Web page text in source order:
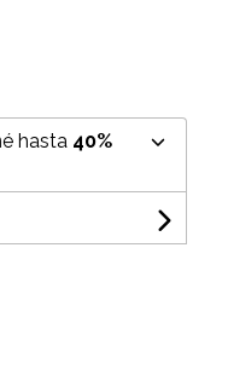
hasta 40%